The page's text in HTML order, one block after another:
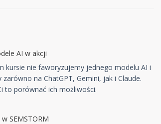
AI w akcji
kursie nie faworyzujemy jednego modelu AI i
zarówno na ChatGPT, Gemini, jak i Claude.
to porównać ich możliwości.
SEMSTORM